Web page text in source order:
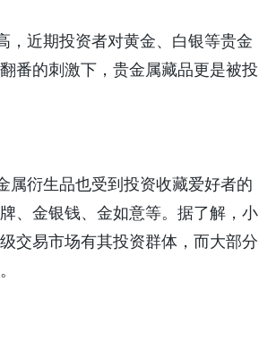
近期投资者对黄金、白银等贵金
番的刺激下，贵金属藏品更是被投
衍生品也受到投资收藏爱好者的
、金银钱、金如意等。据了解，小
交易市场有其投资群体，而大部分